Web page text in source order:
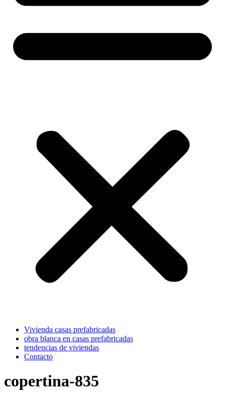
Vivienda casas prefabricadas
obra blanca en casas prefabricadas
tendencias de viviendas
Contacto
copertina-835